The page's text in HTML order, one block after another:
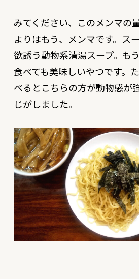
みてください、このメンマの
よりはもう、メンマです。ス
欲誘う動物系清湯スープ。も
食べても美味しいやつです。
べるとこちらの方が動物感が
じがしました。